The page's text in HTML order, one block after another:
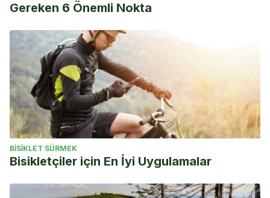
Gereken 6 Önemli Nokta
BISIKLET SÜRMEK
Bisikletçiler için En İyi Uygulamalar